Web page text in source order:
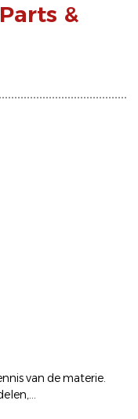
&
van de materie.